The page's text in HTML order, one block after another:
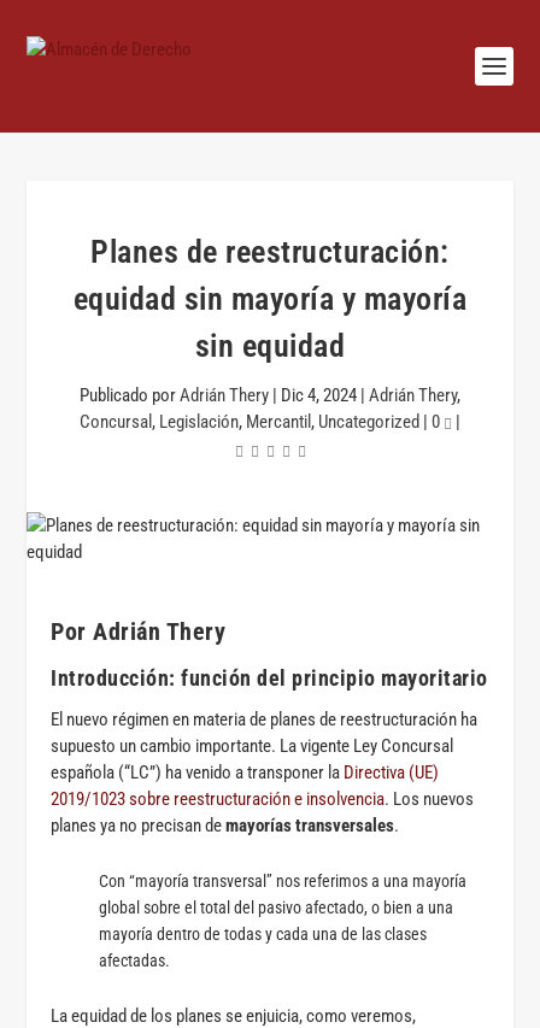
Planes de reestructuración:
equidad sin mayoría y mayoría
sin equidad
Publicado porAdrián Thery | Dic 4, 2024 | Adrián Thery,
Concursal , Legislación, Mercantil , Uncategorized | 0 |
Por Adrián Thery
Introducción: función del principio mayoritario
El nuevo régimen en materia de planes de reestructuración ha
supuesto un cambio importante. La vigente Ley Concursal
española (“LC”) ha venido a transponer la Directiva (UE)
2019/1023 sobre reestructuración e insolvencia. Los nuevos
planes ya no precisan demayorías transversales.
Con “mayoría transversal” nos referimos a una mayoría
global sobre el total del pasivo afectado, o bien a una
mayoría dentro de todas y cada una de las clases
afectadas.
La equidad de los planes se enjuicia, como veremos,